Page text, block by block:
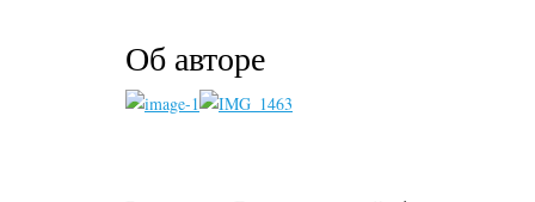
Об авторе